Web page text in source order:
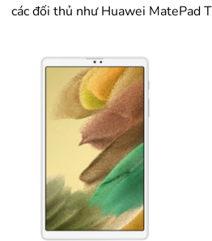
các đối thủ như Huawei MatePad